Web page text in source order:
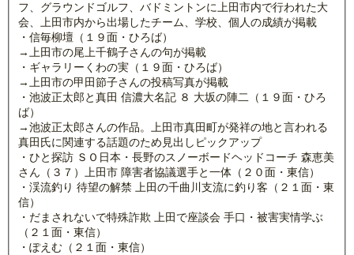
フ、グラウンドゴルフ、バドミントンに上田市内で行われた大
会、上田市内から出場したチーム、学校、個人の成績が掲載
・信毎柳壇（１９面・ひろば）
→上田市の尾上千鶴子さんの句が掲載
・ギャラリーくわの実（１９面・ひろば）
→上田市の甲田節子さんの投稿写真が掲載
・池波正太郎と真田 信濃大名記 ８ 大坂の陣二（１９面・ひろ
ば）
→池波正太郎さんの作品。上田市真田町が発祥の地と言われる
真田氏に関連する話題のため見出しピックアップ
・ひと探訪 ＳＯ日本・長野のスノーボードヘッドコーチ 森恵美
さん（３７）上田市 障害者協議選手と一体（２０面・東信）
・渓流釣り 待望の解禁 上田の千曲川支流に釣り客（２１面・東
信）
・だまされないで特殊詐欺 上田で座談会 手口・被害実情学ぶ
（２１面・東信）
・ぽえむ（２１面・東信）